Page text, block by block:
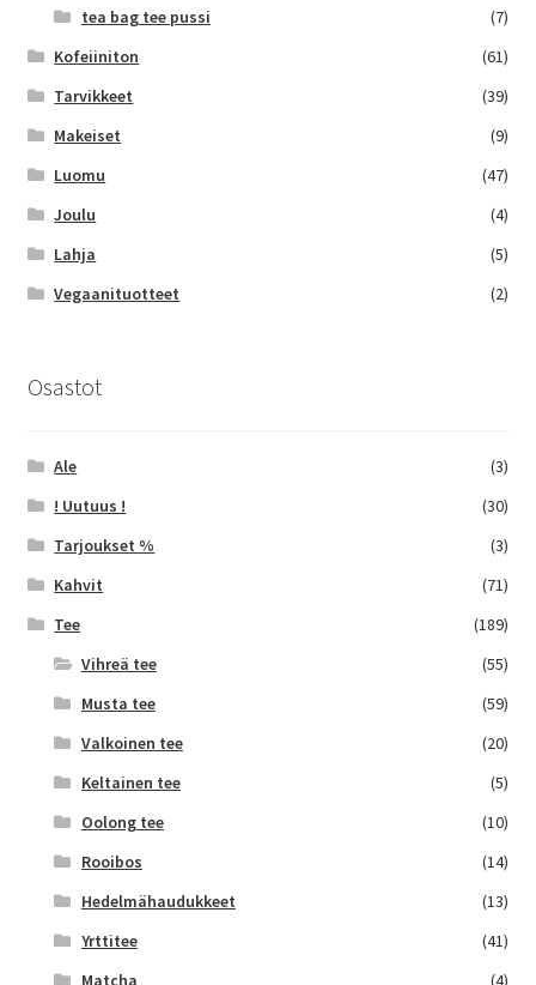
tea bag tee pussi
(7)
Kofeiiniton
(61)
Tarvikkeet
(39)
Makeiset
(9)
Luomu
(47)
Joulu
(4)
Lahja
(5)
Vegaanituotteet
(2)
Osastot
Ale
(3)
! Uutuus !
(30)
Tarjoukset %
(3)
Kahvit
(71)
Tee
(189)
Vihreä tee
(55)
Musta tee
(59)
Valkoinen tee
(20)
Keltainen tee
(5)
Oolong tee
(10)
Rooibos
(14)
Hedelmähaudukkeet
(13)
Yrttitee
(41)
Matcha
(4)